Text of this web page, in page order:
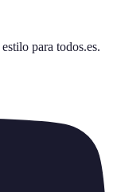
estilo para todos.es.